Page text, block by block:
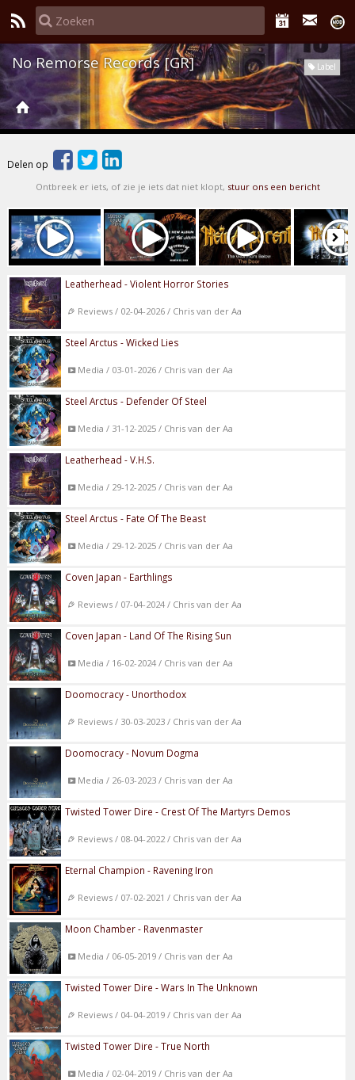
Label
No Remorse Records [GR]
Delen op
Ontbreek er iets, of zie je iets dat niet klopt, stuur ons een bericht
Leatherhead - Violent Horror Stories
Reviews / 02-04-2026 / Chris van der Aa
Steel Arctus - Wicked Lies
Media / 03-01-2026 / Chris van der Aa
Steel Arctus - Defender Of Steel
Media / 31-12-2025 / Chris van der Aa
Leatherhead - V.H.S.
Media / 29-12-2025 / Chris van der Aa
Steel Arctus - Fate Of The Beast
Media / 29-12-2025 / Chris van der Aa
Coven Japan - Earthlings
Reviews / 07-04-2024 / Chris van der Aa
Coven Japan - Land Of The Rising Sun
Media / 16-02-2024 / Chris van der Aa
Doomocracy - Unorthodox
Reviews / 30-03-2023 / Chris van der Aa
Doomocracy - Novum Dogma
Media / 26-03-2023 / Chris van der Aa
Twisted Tower Dire - Crest Of The Martyrs Demos
Reviews / 08-04-2022 / Chris van der Aa
Eternal Champion - Ravening Iron
Reviews / 07-02-2021 / Chris van der Aa
Moon Chamber - Ravenmaster
Media / 06-05-2019 / Chris van der Aa
Twisted Tower Dire - Wars In The Unknown
Reviews / 04-04-2019 / Chris van der Aa
Twisted Tower Dire - True North
Media / 02-04-2019 / Chris van der Aa